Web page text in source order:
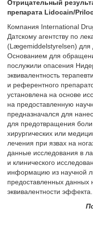
Отрицательный
препарата Lidocain/
Компания International
Датскому агентству по
(Lægemiddelstyrelsen) для
Основанием для
послужили опасения
эквивалентность
и референтного
установлена ​​на основе
на предоставленную
предназначался для
для предотвращения
хирургических или
лечения при язвах на
данные исследования в
и клинического
информацию из научной
предоставленных данных
эквивалентности эффекта.